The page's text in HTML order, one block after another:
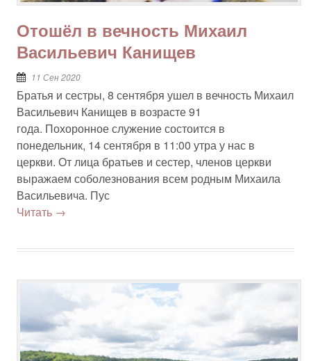
Отошёл в вечность Михаил
Васильевич Канищев
11 Сен 2020
Братья и сестры, 8 сентября ушел в вечность Михаил
Васильевич Канищев в возрасте 91
года. Похоронное служение состоится в
понедельник, 14 сентября в 11:00 утра у нас в
церкви. От лица братьев и сестер, членов церкви
выражаем соболезнования всем родным Михаила
Васильевича. Пус
Читать →